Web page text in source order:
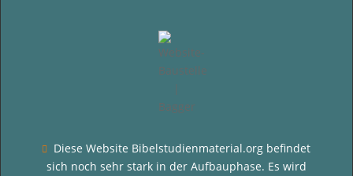

Diese Website Bibelstudienmaterial.org befindet
sich noch sehr stark in der Aufbauphase. Es wird